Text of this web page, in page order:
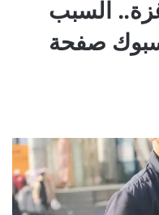
السبب
صفحة